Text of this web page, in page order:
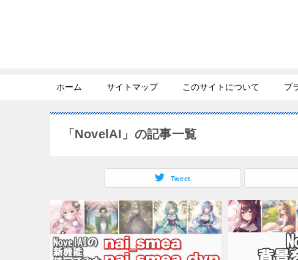
ホーム サイトマップ このサイトについて プ
「NovelAI」の記事一覧
Tweet